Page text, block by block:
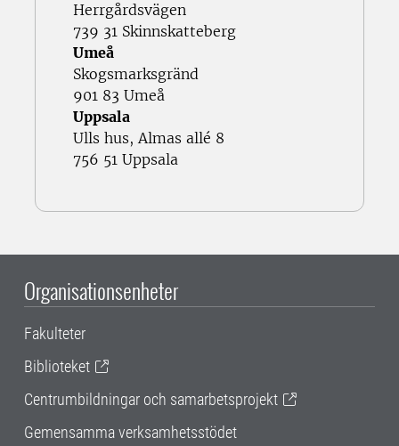
Herrgårdsvägen
739 31 Skinnskatteberg
Umeå
Skogsmarksgränd
901 83 Umeå
Uppsala
Ulls hus, Almas allé 8
756 51 Uppsala
Organisationsenheter
Fakulteter
Biblioteket
Centrumbildningar och samarbetsprojekt
Gemensamma verksamhetsstödet